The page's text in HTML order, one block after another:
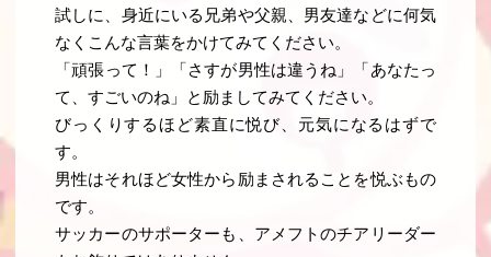
試しに、身近にいる兄弟や父親、男友達などに何気
なくこんな言葉をかけてみてください。
「頑張って！ 」「 さすが男性は違うね 」「 あなたっ
て、すごいのね 」と励ましてみてください。
びっくりするほど素直に悦び、元気になるはずで
す。
男性はそれほど女性から励まされることを悦ぶもの
です。
サッカーのサポーターも、アメフトのチアリーダー